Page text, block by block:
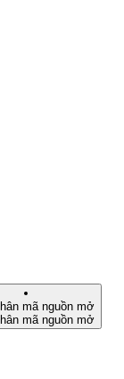
mã nguồn mở
mã nguồn mở